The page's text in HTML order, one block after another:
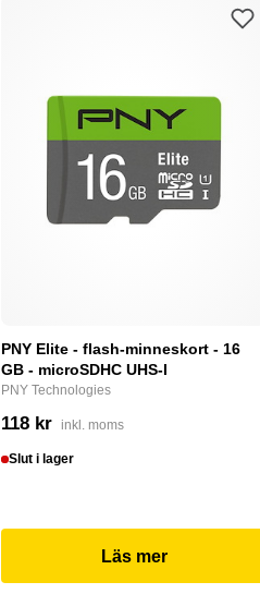
PNY Elite - flash-minneskort - 16
GB - microSDHC UHS-I
PNY Technologies
118 kr inkl. moms
Slut i lager
Läs mer